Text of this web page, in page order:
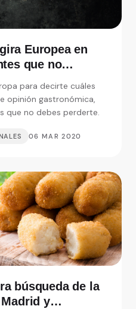
Europea en
que no
para decirte cuáles
opinión gastronómica,
que no debes perderte.
06 MAR 2020
búsqueda de la
y